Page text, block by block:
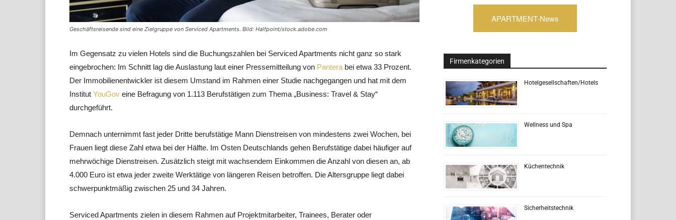
Geschäftsreisende sind eine Zielgruppe von Serviced Apartments. Bild: Halfpoint/stock.adobe.com
Im Gegensatz zu vielen Hotels sind die Buchungszahlen bei Serviced Apartments nicht ganz so stark
eingebrochen: Im Schnitt lag die Auslastung laut einer Pressemitteilung von Pantera bei etwa 33 Prozent.
Der Immobilienentwickler ist diesem Umstand im Rahmen einer Studie nachgegangen und hat mit dem
Institut YouGov eine Befragung von 1.113 Berufstätigen zum Thema „Business: Travel & Stay“
durchgeführt.
Demnach unternimmt fast jeder Dritte berufstätige Mann Dienstreisen von mindestens zwei Wochen, bei
Frauen liegt diese Zahl etwa bei der Hälfte. Im Osten Deutschlands gehen Berufstätige dabei häufiger auf
mehrwöchige Dienstreisen. Zusätzlich steigt mit wachsendem Einkommen die Anzahl von diesen an, ab
4.000 Euro ist etwa jeder zweite Werktätige von längeren Reisen betroffen. Die Altersgruppe liegt dabei
schwerpunktmäßig zwischen 25 und 34 Jahren.
Serviced Apartments zielen in diesem Rahmen auf Projektmitarbeiter, Trainees, Berater oder
APARTMENT-News
Firmenkategorien
Hotelgesellschaften/Hotels
Wellness und Spa
Küchentechnik
Sicherheitstechnik